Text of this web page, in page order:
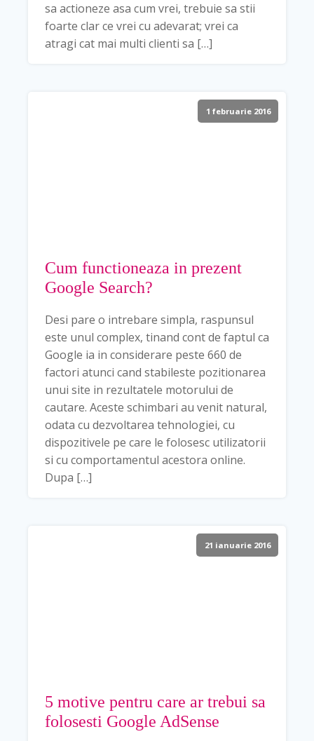
sa actioneze asa cum vrei, trebuie sa stii
foarte clar ce vrei cu adevarat; vrei ca
atragi cat mai multi clienti sa […]
1 februarie 2016
Cum functioneaza in prezent
Google Search?
Desi pare o intrebare simpla, raspunsul
este unul complex, tinand cont de faptul ca
Google ia in considerare peste 660 de
factori atunci cand stabileste pozitionarea
unui site in rezultatele motorului de
cautare. Aceste schimbari au venit natural,
odata cu dezvoltarea tehnologiei, cu
dispozitivele pe care le folosesc utilizatorii
si cu comportamentul acestora online.
Dupa […]
21 ianuarie 2016
5 motive pentru care ar trebui sa
folosesti Google AdSense